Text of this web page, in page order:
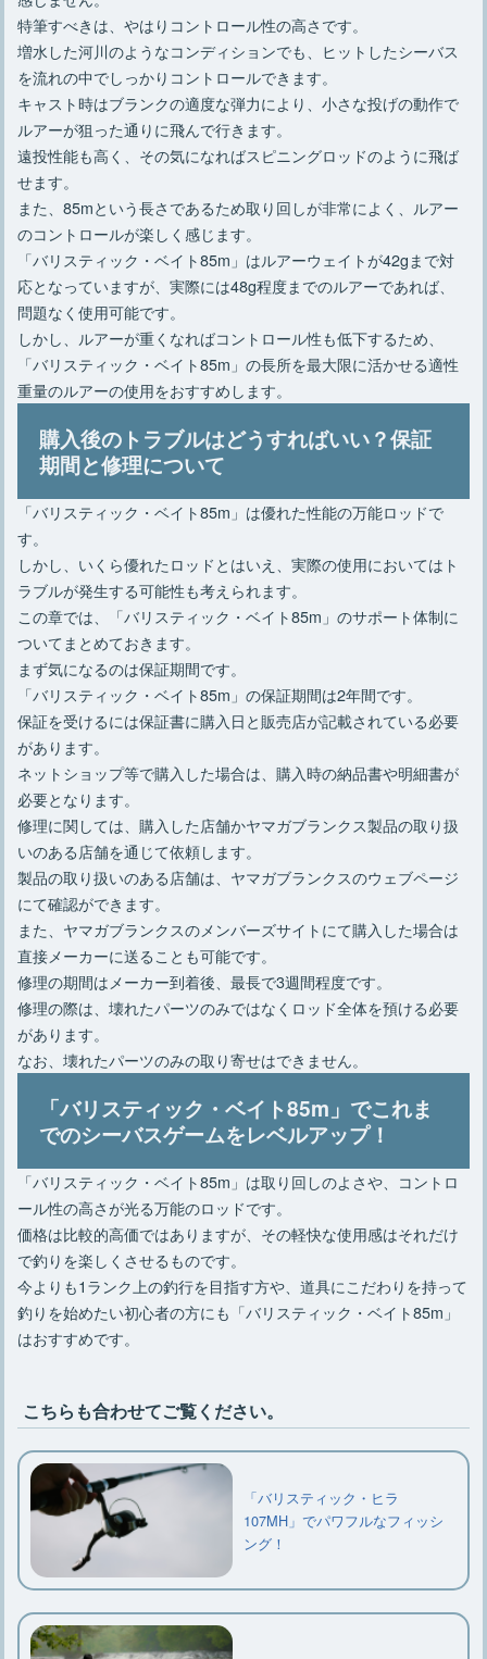
特筆すべきは、やはりコントロール性の高さです。
増水した河川のようなコンディションでも、ヒットしたシーバス
を流れの中でしっかりコントロールできます。
キャスト時はブランクの適度な弾力により、小さな投げの動作で
ルアーが狙った通りに飛んで行きます。
遠投性能も高く、その気になればスピニングロッドのように飛ば
せます。
また、85mという長さであるため取り回しが非常によく、ルアー
のコントロールが楽しく感じます。
「バリスティック・ベイト85m」はルアーウェイトが42gまで対
応となっていますが、実際には48g程度までのルアーであれば、
問題なく使用可能です。
しかし、ルアーが重くなればコントロール性も低下するため、
「バリスティック・ベイト85m」の長所を最大限に活かせる適性
重量のルアーの使用をおすすめします。
購入後のトラブルはどうすればいい？保証
期間と修理について
「バリスティック・ベイト85m」は優れた性能の万能ロッドで
す。
しかし、いくら優れたロッドとはいえ、実際の使用においてはト
ラブルが発生する可能性も考えられます。
この章では、「バリスティック・ベイト85m」のサポート体制に
ついてまとめておきます。
まず気になるのは保証期間です。
「バリスティック・ベイト85m」の保証期間は2年間です。
保証を受けるには保証書に購入日と販売店が記載されている必要
があります。
ネットショップ等で購入した場合は、購入時の納品書や明細書が
必要となります。
修理に関しては、購入した店舗かヤマガブランクス製品の取り扱
いのある店舗を通じて依頼します。
製品の取り扱いのある店舗は、ヤマガブランクスのウェブページ
にて確認ができます。
また、ヤマガブランクスのメンバーズサイトにて購入した場合は
直接メーカーに送ることも可能です。
修理の期間はメーカー到着後、最長で3週間程度です。
修理の際は、壊れたパーツのみではなくロッド全体を預ける必要
があります。
なお、壊れたパーツのみの取り寄せはできません。
「バリスティック・ベイト85m」でこれま
でのシーバスゲームをレベルアップ！
「バリスティック・ベイト85m」は取り回しのよさや、コントロ
ール性の高さが光る万能のロッドです。
価格は比較的高価ではありますが、その軽快な使用感はそれだけ
で釣りを楽しくさせるものです。
今よりも1ランク上の釣行を目指す方や、道具にこだわりを持って
釣りを始めたい初心者の方にも「バリスティック・ベイト85m」
はおすすめです。
こちらも合わせてご覧ください。
「バリスティック・ヒラ
107MH」でパワフルなフィッシ
ング！